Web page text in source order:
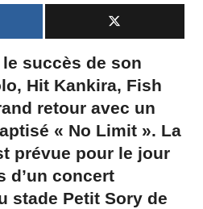
succès de son
Hit Kankira, Fish
retour avec un
« No Limit ». La
prévue pour le jour
d’un concert
stade Petit Sory de